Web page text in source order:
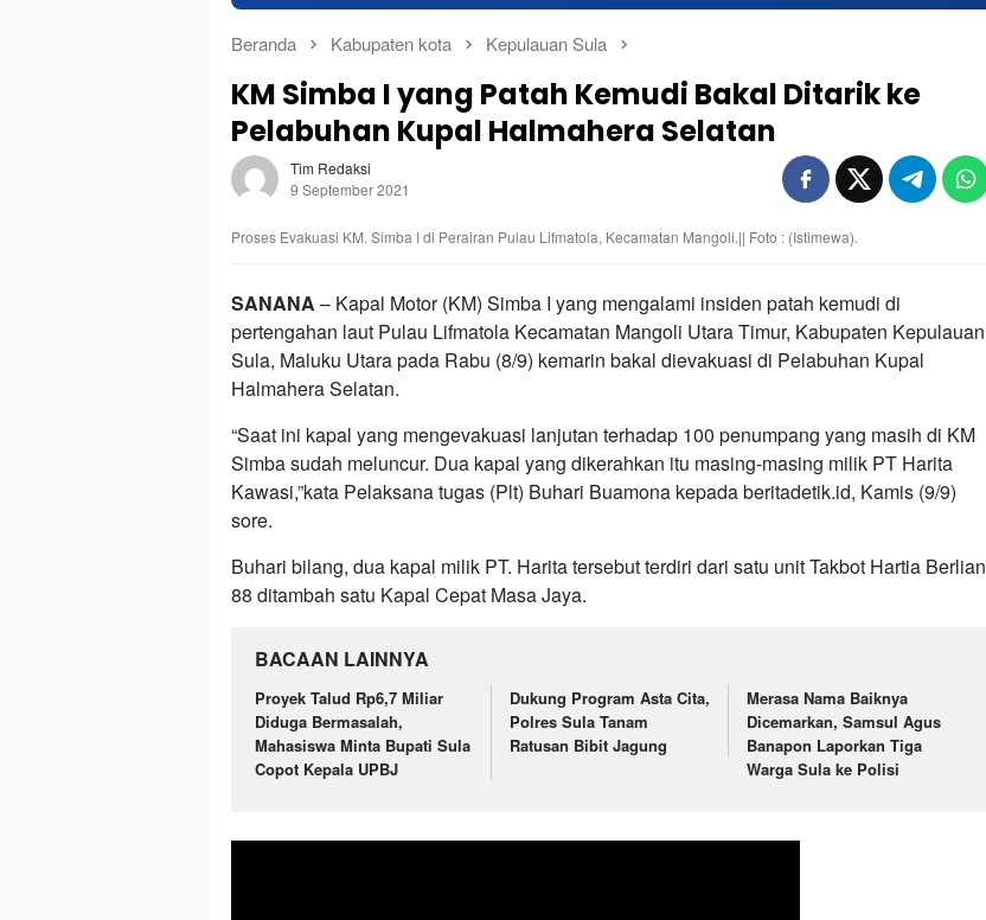
Beranda Kabupaten kota Kepulauan Sula
KM Simba I yang Patah Kemudi Bakal Ditarik ke
Pelabuhan Kupal Halmahera Selatan
Tim Redaksi
9 September 2021
Proses Evakuasi KM. Simba I di Perairan Pulau Lifmatola, Kecamatan Mangoli.|| Foto : (Istimewa).
SANANA – Kapal Motor (KM) Simba I yang mengalami insiden patah kemudi di
pertengahan laut Pulau Lifmatola Kecamatan Mangoli Utara Timur, Kabupaten Kepulauan
Sula, Maluku Utara pada Rabu (8/9) kemarin bakal dievakuasi di Pelabuhan Kupal
Halmahera Selatan.
“Saat ini kapal yang mengevakuasi lanjutan terhadap 100 penumpang yang masih di KM
Simba sudah meluncur. Dua kapal yang dikerahkan itu masing-masing milik PT Harita
Kawasi,”kata Pelaksana tugas (Plt) Buhari Buamona kepada beritadetik.id, Kamis (9/9)
sore.
Buhari bilang, dua kapal milik PT. Harita tersebut terdiri dari satu unit Takbot Hartia Berlian
88 ditambah satu Kapal Cepat Masa Jaya.
BACAAN LAINNYA
Proyek Talud Rp6,7 Miliar
Diduga Bermasalah,
Mahasiswa Minta Bupati Sula
Copot Kepala UPBJ
Dukung Program Asta Cita,
Polres Sula Tanam
Ratusan Bibit Jagung
Merasa Nama Baiknya
Dicemarkan, Samsul Agus
Banapon Laporkan Tiga
Warga Sula ke Polisi